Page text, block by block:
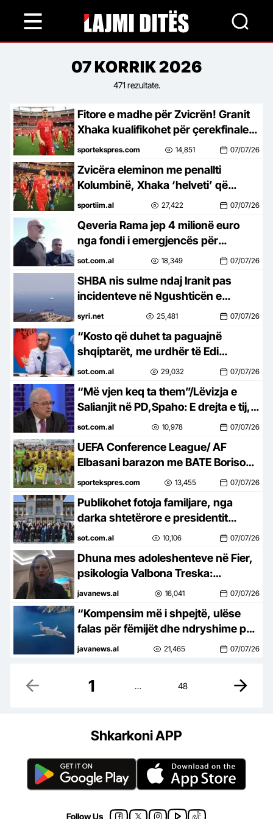
content
2026
07KORRIK2026
471 rezultate.
Fitore e madhe për Zvicrën! Granit
Xhaka kualifikohet për çerekfinalen
e Botërorit, do të luajë kundër
sportekspres.com 14,851 07/07/26
Zvicëra eleminon me penallti
Kolumbinë, Xhaka ‘helveti’ që
shkon në çerekfinale të Kupës së
sportiim.al 27,422 07/07/26
Qeveria Rama jep 4 milionë euro
nga fondi i emergjencës për
koncertin e Kanye West
sot.com.al 18,349 07/07/26
SHBA nis sulme ndaj Iranit pas
incidenteve në Ngushticën e
Hormuzit
syri.net 25,481 07/07/26
“Kosto që duhet ta paguajnë
shqiptarët, me urdhër të Edi
Ramës”/ Koncerti i Kanye West,
sot.com.al 29,032 07/07/26
“Më vjen keq ta them”/Lëvizja e
Salianjit në PD,Spaho: E drejta e tij,
por mund të përfundojë si protesta
sot.com.al 10,978 07/07/26
UEFA Conference League/ AF
Elbasani barazon me BATE Borisov
në ndeshjen e parë, kualifikimi
sportekspres.com 13,455 07/07/26
Publikohet fotoja familjare, nga
darka shtetërore e presidentit
Erdogan me udhëheqësit e NATO-s
sot.com.al 10,106 07/07/26
Dhuna mes adoleshenteve në Fier,
psikologia Valbona Treska:
Përgjegjësia kryesore fillon nga
javanews.al 16,041 07/07/26
“Kompensim më i shpejtë, ulëse
falas për fëmijët dhe ndryshime për
bagazhet”, miratohen rregullat e
javanews.al 21,465 07/07/26
1 … 48
Shkarkoni APP
Follow Us